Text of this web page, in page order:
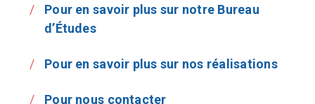
Pour en savoir plus sur notre Bureau
d’Études
Pour en savoir plus sur nos réalisations
Pour nous contacter